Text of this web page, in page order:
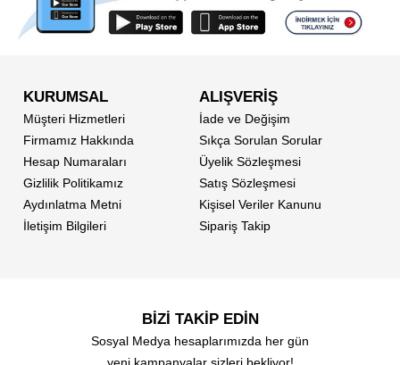
KURUMSAL
Müşteri Hizmetleri
Firmamız Hakkında
Hesap Numaraları
Gizlilik Politikamız
Aydınlatma Metni
İletişim Bilgileri
ALIŞVERİŞ
İade ve Değişim
Sıkça Sorulan Sorular
Üyelik Sözleşmesi
Satış Sözleşmesi
Kişisel Veriler Kanunu
Sipariş Takip
BİZİ TAKİP EDİN
Sosyal Medya hesaplarımızda her gün